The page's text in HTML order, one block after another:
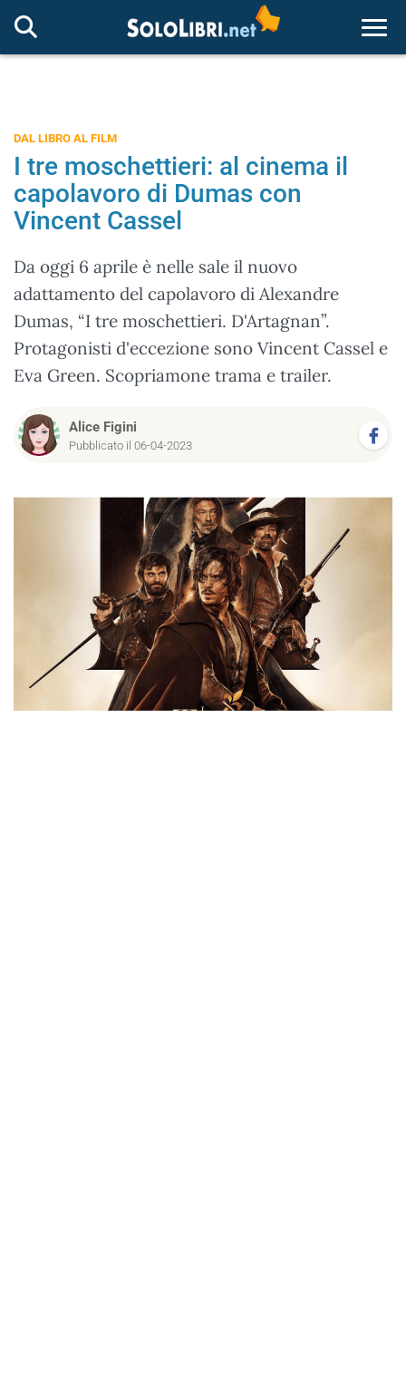
DAL LIBRO AL FILM
I tre moschettieri: al cinema il
capolavoro di Dumas con
Vincent Cassel
Da oggi 6 aprile è nelle sale il nuovo
adattamento del capolavoro di Alexandre
Dumas, “I tre moschettieri. D'Artagnan”.
Protagonisti d'eccezione sono Vincent Cassel e
Eva Green. Scopriamone trama e trailer.
Alice Figini
Pubblicato il 06-04-2023